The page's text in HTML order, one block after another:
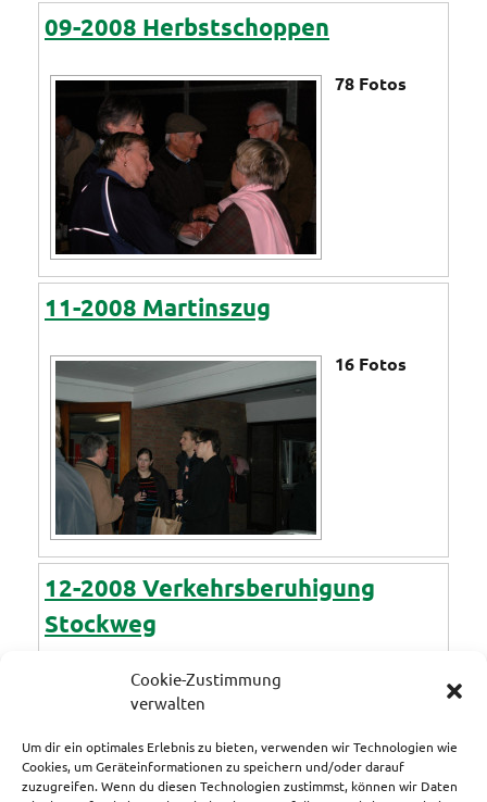
Cookie-Zustimmung
verwalten
Um dir ein optimales Erlebnis zu bieten, verwenden wir Technologien wie
Cookies, um Geräteinformationen zu speichern und/oder darauf
zuzugreifen. Wenn du diesen Technologien zustimmst, können wir Daten
09-2008 Herbstschoppen
78 Fotos
11-2008 Martinszug
16 Fotos
12-2008 Verkehrsberuhigung
Stockweg